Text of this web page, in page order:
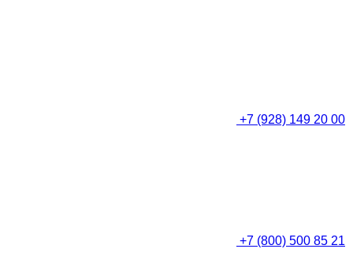
+7 (928) 149 20 00
+7 (800) 500 85 21